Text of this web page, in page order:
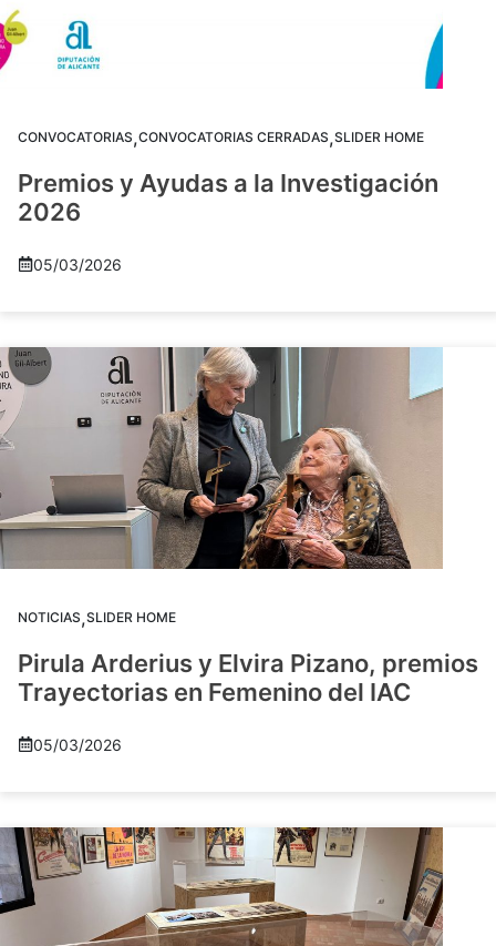
CONVOCATORIAS,CONVOCATORIAS CERRADAS,SLIDER HOME
Premios y Ayudas a la Investigación
2026
05/03/2026
NOTICIAS,SLIDER HOME
Pirula Arderius y Elvira Pizano, premios
Trayectorias en Femenino del IAC
05/03/2026